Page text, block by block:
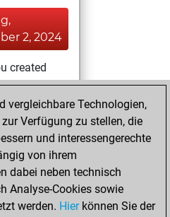
2, 2024
created
account
Studies
21, 2024
won
Fritz
Fritz
Januar
vergleichbare Technologien,
Verfügung zu stellen, die
und interessengerechte
von ihrem
dabei neben technisch
Analyse-Cookies sowie
werden. Hierkönnen Sie der